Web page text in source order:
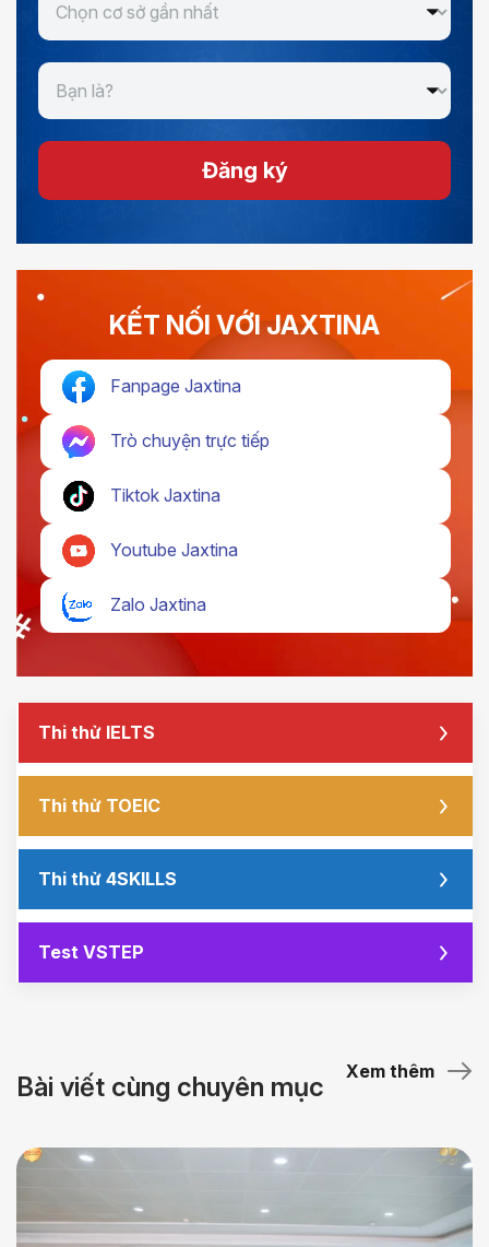
Đăng ký
KẾT NỐI VỚI JAXTINA
Fanpage Jaxtina
Trò chuyện trực tiếp
Tiktok Jaxtina
Youtube Jaxtina
Zalo Jaxtina
Thi thử IELTS
Thi thử TOEIC
Thi thử 4SKILLS
Test VSTEP
Bài viết cùng chuyên mục
Xem thêm